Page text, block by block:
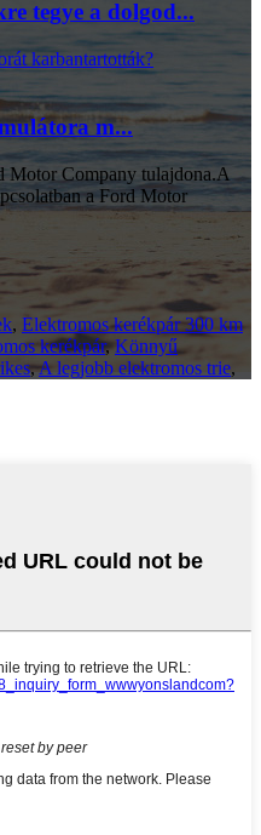
tegye a dolgod...
m...
Motor Company tulajdona.A
a Ford Motor
, Elektromos kerékpár 300 km
kerékpár,Könnyű
,A legjobb elektromos trie,